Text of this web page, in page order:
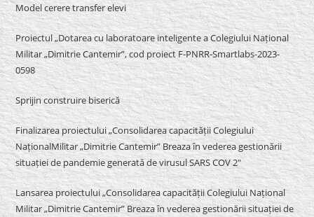
Model cerere transfer elevi
Proiectul „Dotarea cu laboratoare inteligente a Colegiului Național
Militar „Dimitrie Cantemir”, cod proiect F-PNRR-Smartlabs-2023-
0598
Sprijin construire biserică
Finalizarea proiectului „Consolidarea capacității Colegiului
NaționalMilitar „Dimitrie Cantemir” Breaza în vederea gestionării
situației de pandemie generată de virusul SARS COV 2″
Lansarea proiectului „Consolidarea capacității Colegiului Național
Militar „Dimitrie Cantemir” Breaza în vederea gestionării situației de